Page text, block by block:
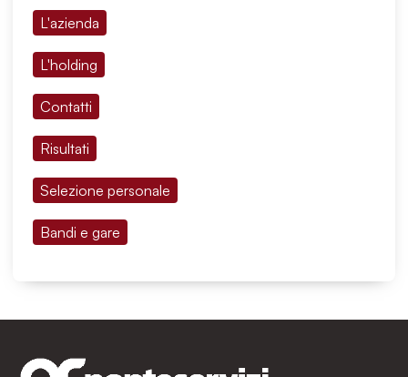
L'azienda
L'holding
Contatti
Risultati
Selezione personale
Bandi e gare